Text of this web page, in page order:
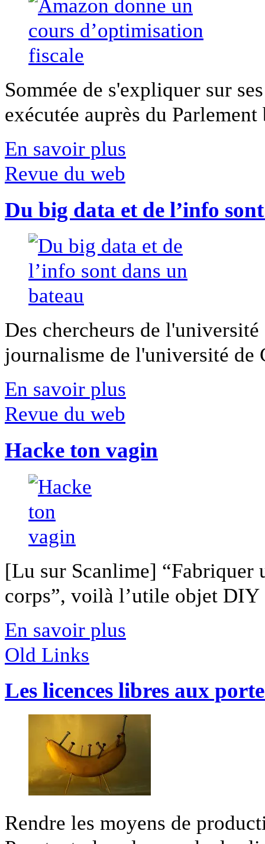
Sommée de s'expliquer sur
exécutée auprès du
En savoir plus
Revue du web
Du big data et de l’info
Des chercheurs de
journalisme de l'université
En savoir plus
Revue du web
Hacke ton vagin
[Lu sur Scanlime] “Fabriquer
corps”, voilà l’utile objet
En savoir plus
Old Links
Les licences libres aux
Rendre les moyens de